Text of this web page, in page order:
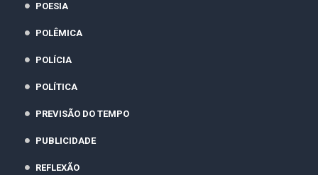
POESIA
POLÊMICA
POLÍCIA
POLÍTICA
PREVISÃO DO TEMPO
PUBLICIDADE
REFLEXÃO